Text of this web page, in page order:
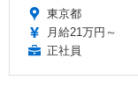
東京都
月給21万円～
正社員